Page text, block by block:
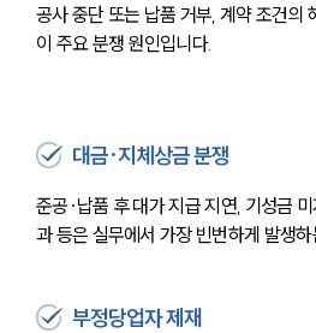
공사 중단 또는 납품 거부, 계약 조건의
이 주요 분쟁 원인입니다.
대금·지체상금 분쟁
준공·납품 후 대가 지급 지연, 기성금
과 등은 실무에서 가장 빈번하게 발생
부정당업자 제재